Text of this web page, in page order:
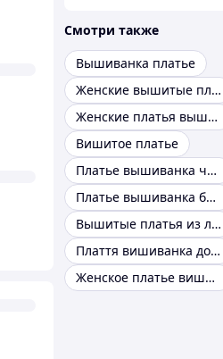
Смотри также
Вышиванка платье
Женские вышитые платья
Женские платья вышиванки
Вишитое платье
Платье вышиванка черное
Платье вышиванка белое
Вышитые платья из льна
Плаття вишиванка довге
Женское платье вишиванка